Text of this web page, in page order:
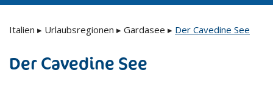
Italien ▸ Urlaubsregionen ▸ Gardasee ▸ Der Cavedine See
Der Cavedine See